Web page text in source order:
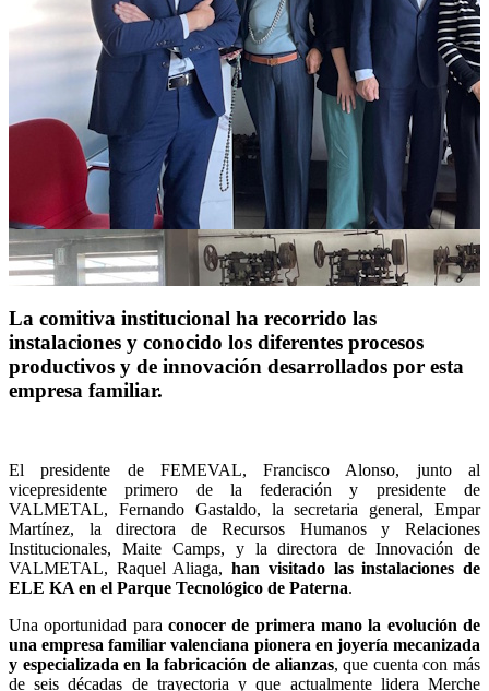
La comitiva institucional ha recorrido las
instalaciones y conocido los diferentes procesos
productivos y de innovación desarrollados por esta
empresa familiar.
El presidente de FEMEVAL, Francisco Alonso, junto al
vicepresidente primero de la federación y presidente de
VALMETAL, Fernando Gastaldo, la secretaria general, Empar
Martínez, la directora de Recursos Humanos y Relaciones
Institucionales, Maite Camps, y la directora de Innovación de
VALMETAL, Raquel Aliaga,han visitado las instalaciones de
ELE KA en el Parque Tecnológico de Paterna.
Una oportunidad para conocer de primera mano la evolución de
una empresa familiar valenciana pionera en joyería mecanizada
y especializada en la fabricación de alianzas, que cuenta con más
de seis décadas de trayectoria y que actualmente lidera Merche